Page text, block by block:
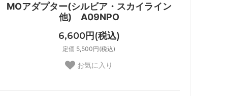
MOアダプター(シルビア・スカイライン
他) A09NPO
6,600円(税込)
定価 5,500円(税込)
お気に入り